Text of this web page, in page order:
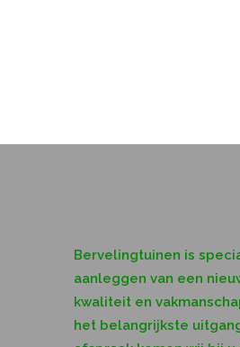
Bervelingtuinen is
aanleggen van een
kwaliteit en
het belangrijkste